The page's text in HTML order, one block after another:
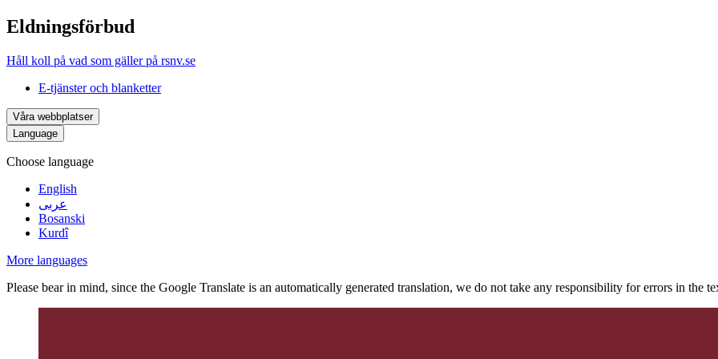
Eldningsförbud
Håll koll på vad som gäller på rsnv.se
E-tjänster och blanketter
Våra webbplatser
Language
Choose language
English
عربى
Bosanski
Kurdî
More languages
Please bear in mind, since the Google Translate is an automatically generated translation, we do not take any responsibility for errors in the